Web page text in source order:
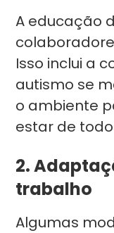
A educação
Isso inclui a
autismo se
o ambiente
estar de
2.
trabalho
Algumas